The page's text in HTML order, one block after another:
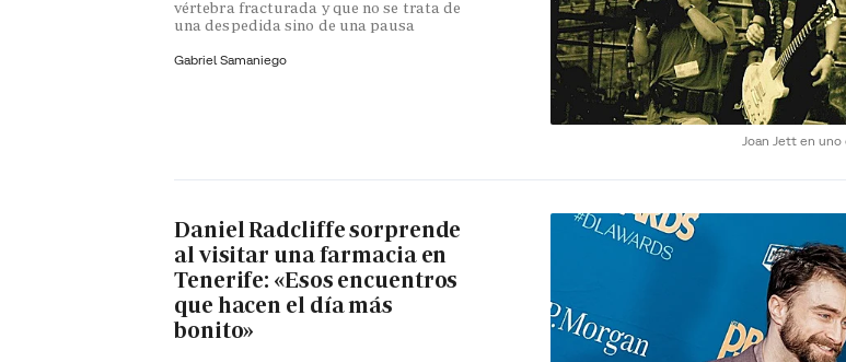
Joan Jett en
vértebra fracturada y que no se trata de
una despedida sino de una pausa
Gabriel Samaniego
Daniel Radcliffe sorprende
al visitar una farmacia en
Tenerife: «Esos encuentros
que hacen el día más
bonito»